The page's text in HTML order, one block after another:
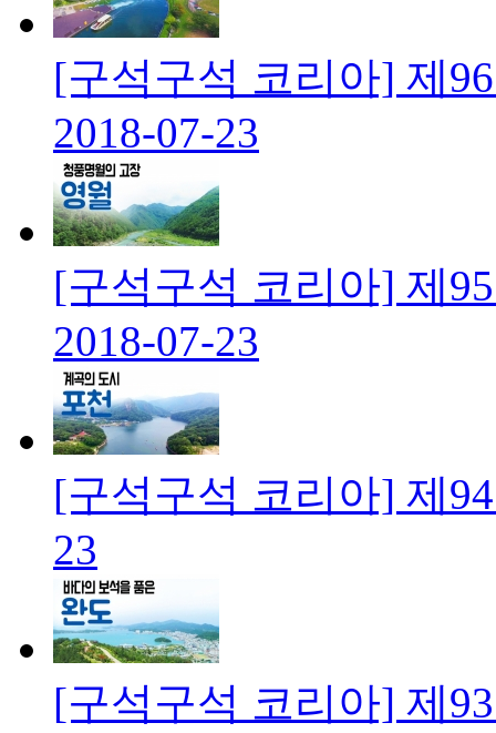
[구석구석 코리아] 제
2018-07-23
[구석구석 코리아] 제
2018-07-23
[구석구석 코리아] 제
23
[구석구석 코리아] 제